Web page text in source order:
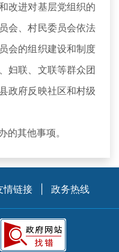
改进对基层党组织的
会、村民委员会依法
会的组织建设和制度
妇联、文联等群众团
政府反映社区和村级
其他事项。
情链接 政务热线